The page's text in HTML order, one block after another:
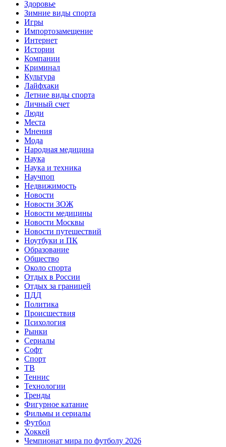
Здоровье
Зимние виды спорта
Игры
Импортозамещение
Интернет
Истории
Компании
Криминал
Культура
Лайфхаки
Летние виды спорта
Личный счет
Люди
Места
Мнения
Мода
Народная медицина
Наука
Наука и техника
Научпоп
Недвижимость
Новости
Новости ЗОЖ
Новости медицины
Новости Москвы
Новости путешествий
Ноутбуки и ПК
Образование
Общество
Около спорта
Отдых в России
Отдых за границей
ПДД
Политика
Происшествия
Психология
Рынки
Сериалы
Софт
Спорт
ТВ
Теннис
Технологии
Тренды
Фигурное катание
Фильмы и сериалы
Футбол
Хоккей
Чемпионат мира по футболу 2026